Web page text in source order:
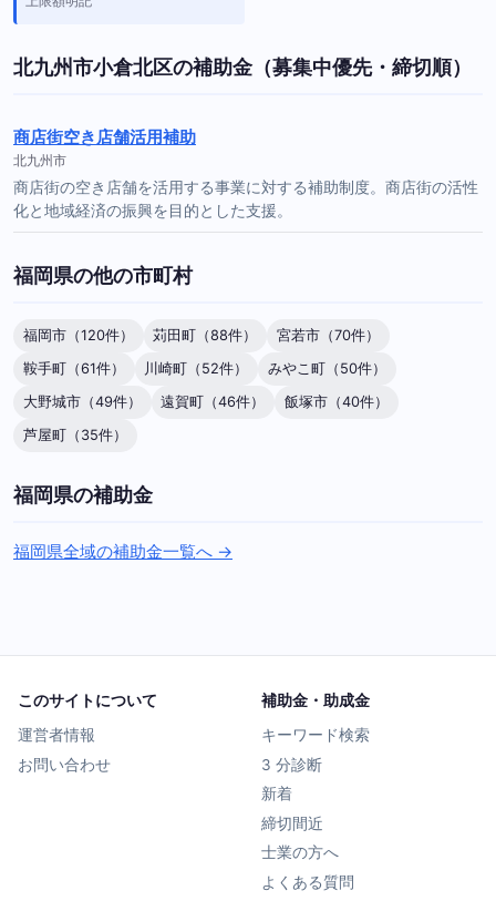
北九州市小倉北区の補助金（募集中優先・締切順）
商店街空き店舗活用補助
北九州市
商店街の空き店舗を活用する事業に対する補助制度。商店街の活性
化と地域経済の振興を目的とした支援。
福岡県の他の市町村
福岡市（120件） 苅田町（88件）
宮若市（70件）
鞍手町（61件）
川崎町（52件）
みやこ町（50件）
大野城市（49件）
遠賀町（46件）
飯塚市（40件）
芦屋町（35件）
福岡県の補助金
福岡県全域の補助金一覧へ →
このサイトについて
運営者情報
お問い合わせ
補助金・助成金
キーワード検索
3 分診断
新着
締切間近
士業の方へ
よくある質問